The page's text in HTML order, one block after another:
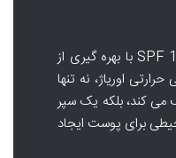
فلوئید ضد لک دپیدرم اوریاژ SPF 15 با بهره گیری از
اوریاژ، نه تنها
کند، بلکه یک سپر
برای پوست ایجاد